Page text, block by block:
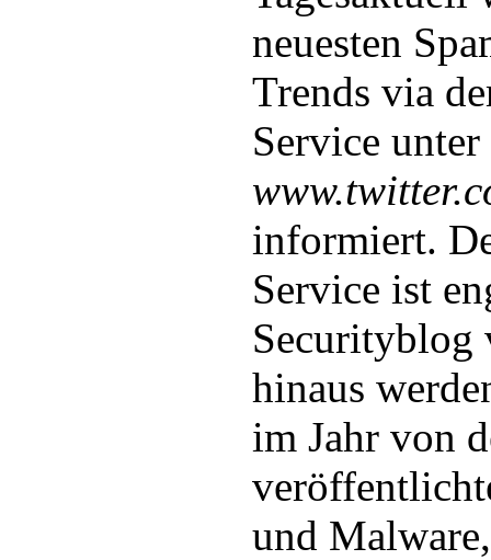
neuesten
Trends via
Service unter
informiert.
Service ist
Securityblog
hinaus
im Jahr von
und